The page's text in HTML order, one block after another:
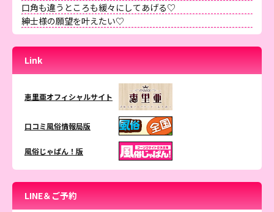
口角も違うところも緩々にしてあげる♡
紳士様の願望を叶えたい♡
Link
恵里亜オフィシャルサイト
口コミ風俗情報局版
風俗じゃぱん！版
LINE＆ご予約